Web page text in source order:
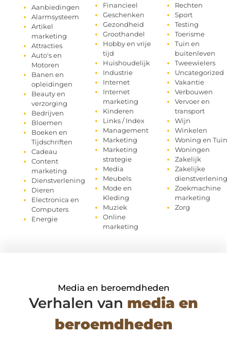
Aanbiedingen
Alarmsysteem
Artikel
marketing
Attracties
Auto's en
Motoren
Banen en
opleidingen
Beauty en
verzorging
Bedrijven
Bloemen
Boeken en
Tijdschriften
Cadeau
Content
marketing
Dienstverlening
Dieren
Electronica en
Computers
Energie
Financieel
Geschenken
Gezondheid
Groothandel
Hobby en vrije
tijd
Huishoudelijk
Industrie
Internet
Internet
marketing
Kinderen
Links / Index
Management
Marketing
Marketing
strategie
Media
Meubels
Mode en
Kleding
Muziek
Online
marketing
Rechten
Sport
Testing
Toerisme
Tuin en
buitenleven
Tweewielers
Uncategorized
Vakantie
Verbouwen
Vervoer en
transport
Wijn
Winkelen
Woning en Tuin
Woningen
Zakelijk
Zakelijke
dienstverlening
Zoekmachine
marketing
Zorg
Media en beroemdheden
Verhalen van media en
beroemdheden